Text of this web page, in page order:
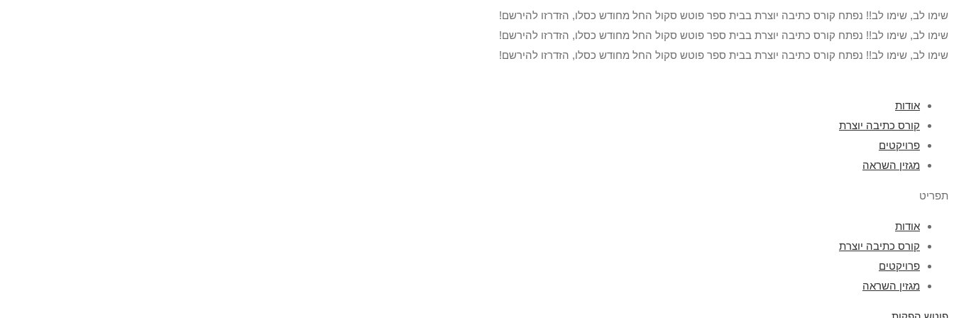
שימו לב, שימו לב!! נפתח קורס כתיבה יוצרת בבית ספר פוטש סקול החל מחודש כסלו, הזדרזו להירשם!
שימו לב, שימו לב!! נפתח קורס כתיבה יוצרת בבית ספר פוטש סקול החל מחודש כסלו, הזדרזו להירשם!
שימו לב, שימו לב!! נפתח קורס כתיבה יוצרת בבית ספר פוטש סקול החל מחודש כסלו, הזדרזו להירשם!
אודות
קורס כתיבה יוצרת
פרויקטים
מגזין השראה
תפריט
אודות
קורס כתיבה יוצרת
פרויקטים
מגזין השראה